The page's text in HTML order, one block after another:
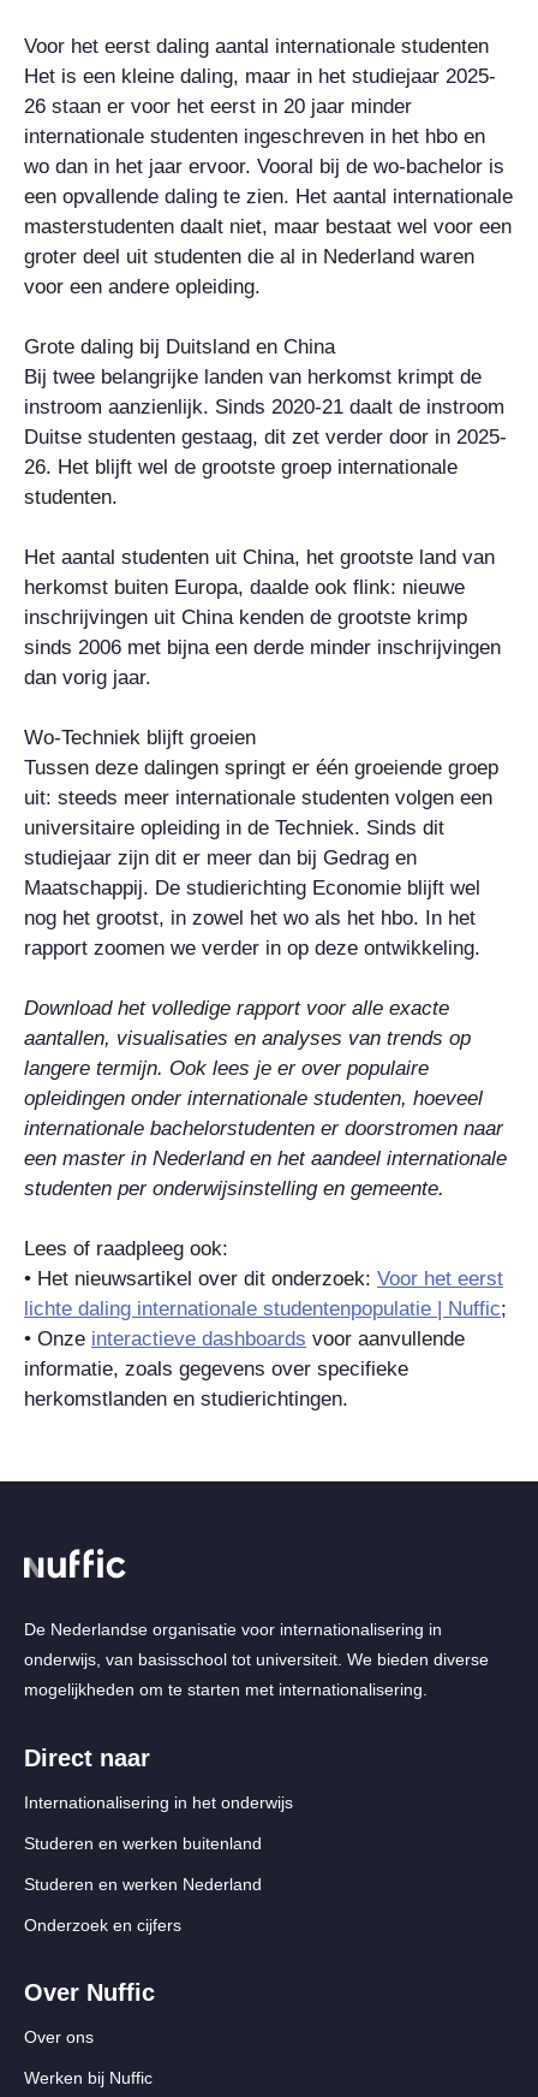
Voor het eerst daling aantal internationale studenten
Het is een kleine daling, maar in het studiejaar 2025-
26 staan er voor het eerst in 20 jaar minder
internationale studenten ingeschreven in het hbo en
wo dan in het jaar ervoor. Vooral bij de wo-bachelor is
een opvallende daling te zien. Het aantal internationale
masterstudenten daalt niet, maar bestaat wel voor een
groter deel uit studenten die al in Nederland waren
voor een andere opleiding.
Grote daling bij Duitsland en China
Bij twee belangrijke landen van herkomst krimpt de
instroom aanzienlijk. Sinds 2020-21 daalt de instroom
Duitse studenten gestaag, dit zet verder door in 2025-
26. Het blijft wel de grootste groep internationale
studenten.
Het aantal studenten uit China, het grootste land van
herkomst buiten Europa, daalde ook flink: nieuwe
inschrijvingen uit China kenden de grootste krimp
sinds 2006 met bijna een derde minder inschrijvingen
dan vorig jaar.
Wo-Techniek blijft groeien
Tussen deze dalingen springt er één groeiende groep
uit: steeds meer internationale studenten volgen een
universitaire opleiding in de Techniek. Sinds dit
studiejaar zijn dit er meer dan bij Gedrag en
Maatschappij. De studierichting Economie blijft wel
nog het grootst, in zowel het wo als het hbo. In het
rapport zoomen we verder in op deze ontwikkeling.
Download het volledige rapport voor alle exacte
aantallen, visualisaties en analyses van trends op
langere termijn. Ook lees je er over populaire
opleidingen onder internationale studenten, hoeveel
internationale bachelorstudenten er doorstromen naar
een master in Nederland en het aandeel internationale
studenten per onderwijsinstelling en gemeente.
Lees of raadpleeg ook:
• Het nieuwsartikel over dit onderzoek: Voor het eerst
lichte daling internationale studentenpopulatie | Nuffic;
• Onze interactieve dashboards voor aanvullende
informatie, zoals gegevens over specifieke
herkomstlanden en studierichtingen.
De Nederlandse organisatie voor internationalisering in
onderwijs, van basisschool tot universiteit. We bieden diverse
mogelijkheden om te starten met internationalisering.
Direct naar
Internationalisering in het onderwijs
Studeren en werken buitenland
Studeren en werken Nederland
Onderzoek en cijfers
Over Nuffic
Over ons
Werken bij Nuffic